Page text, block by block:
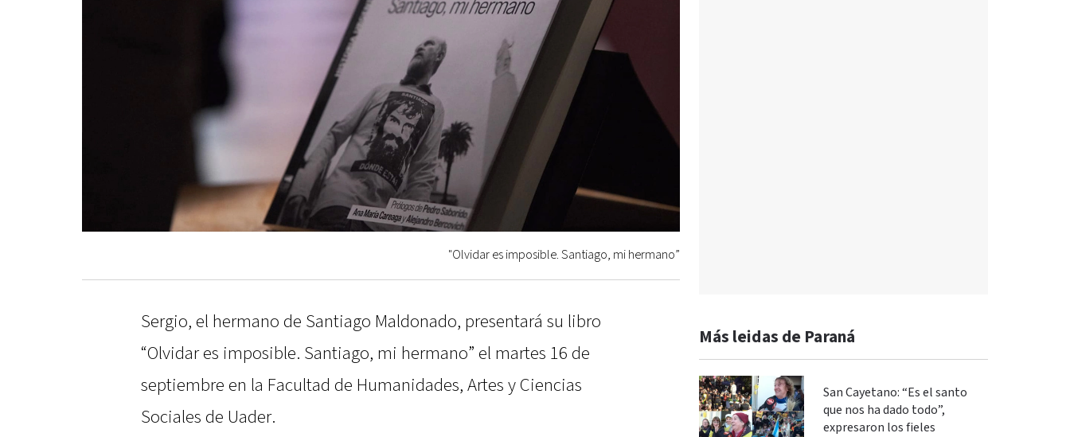
"Olvidar es imposible. Santiago, mi hermano”
Sergio, el hermano de Santiago Maldonado, presentará su libro
“Olvidar es imposible. Santiago, mi hermano” el martes 16 de
septiembre en la Facultad de Humanidades, Artes y Ciencias
Sociales de Uader.
Más leidas de Paraná
San Cayetano: “Es el santo
que nos ha dado todo”,
expresaron los fieles